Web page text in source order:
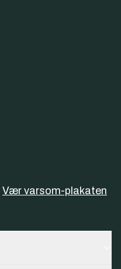
Vær varsom-plakaten